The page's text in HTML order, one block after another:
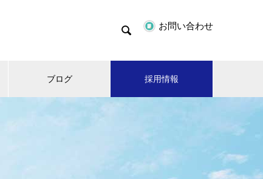
 お問い合わせ
ブログ 採用情報